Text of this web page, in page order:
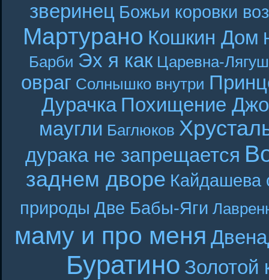
зверинец Божьи коровки
Мартурано Кошкин Дом
Барби Эх я как Царевна-
овраг Солнышко внутри
Дурачка Похищение
маугли Баглюков
дурака не запрещается
заднем дворе Кайдашева
природы Две Бабы-Яги
маму и про меня
Буратино Золотой